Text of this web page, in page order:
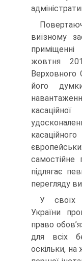
виїзному
жовтня
Верховного
його
підлягає
перегляду
У своїх
України
право
для всіх
оскільки, на